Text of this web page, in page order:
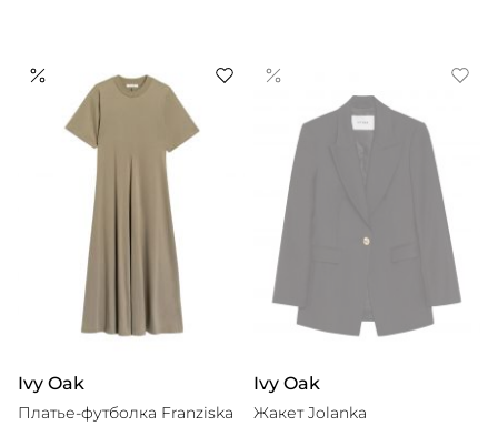
Ivy Oak
Платье-футболка Franziska
Ivy Oak
Жакет Jolanka